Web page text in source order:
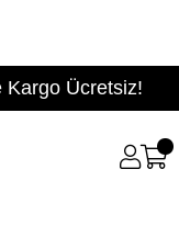
Kargo Ücretsiz!